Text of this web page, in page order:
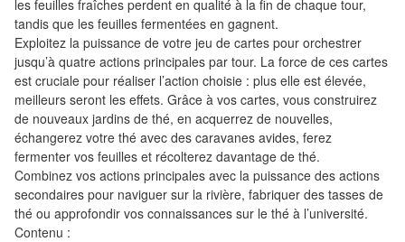
à
Collectionner
(TCG)
Les
Classiques
Pour
les
enfants
les feuilles fraîches perdent en qualité à la fin de chaque tour,
tandis que les feuilles fermentées en gagnent.
Exploitez la puissance de votre jeu de cartes pour orchestrer
jusqu’à quatre actions principales par tour. La force de ces cartes
est cruciale pour réaliser l’action choisie : plus elle est élevée,
meilleurs seront les effets. Grâce à vos cartes, vous construirez
de nouveaux jardins de thé, en acquerrez de nouvelles,
échangerez votre thé avec des caravanes avides, ferez
fermenter vos feuilles et récolterez davantage de thé.
Combinez vos actions principales avec la puissance des actions
secondaires pour naviguer sur la rivière, fabriquer des tasses de
thé ou approfondir vos connaissances sur le thé à l’université.
Contenu :